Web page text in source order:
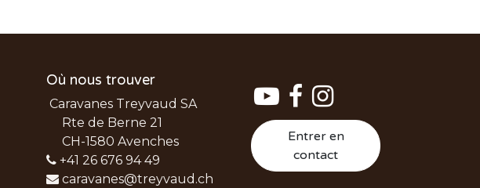
Entrer en
contact
Où nous trouver
Caravanes Treyvaud SA
Rte de Berne 21
CH-1580 Avenches
+41 26 676 94 49
caravanes@treyvaud.ch